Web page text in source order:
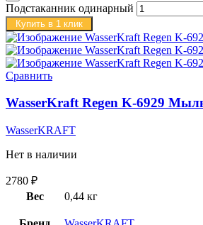
Подстаканник одинарный
Купить в 1 клик
Сравнить
WasserKraft Regen K-6929
WasserKRAFT
Нет в наличии
2780 ₽
Вес
0,44 кг